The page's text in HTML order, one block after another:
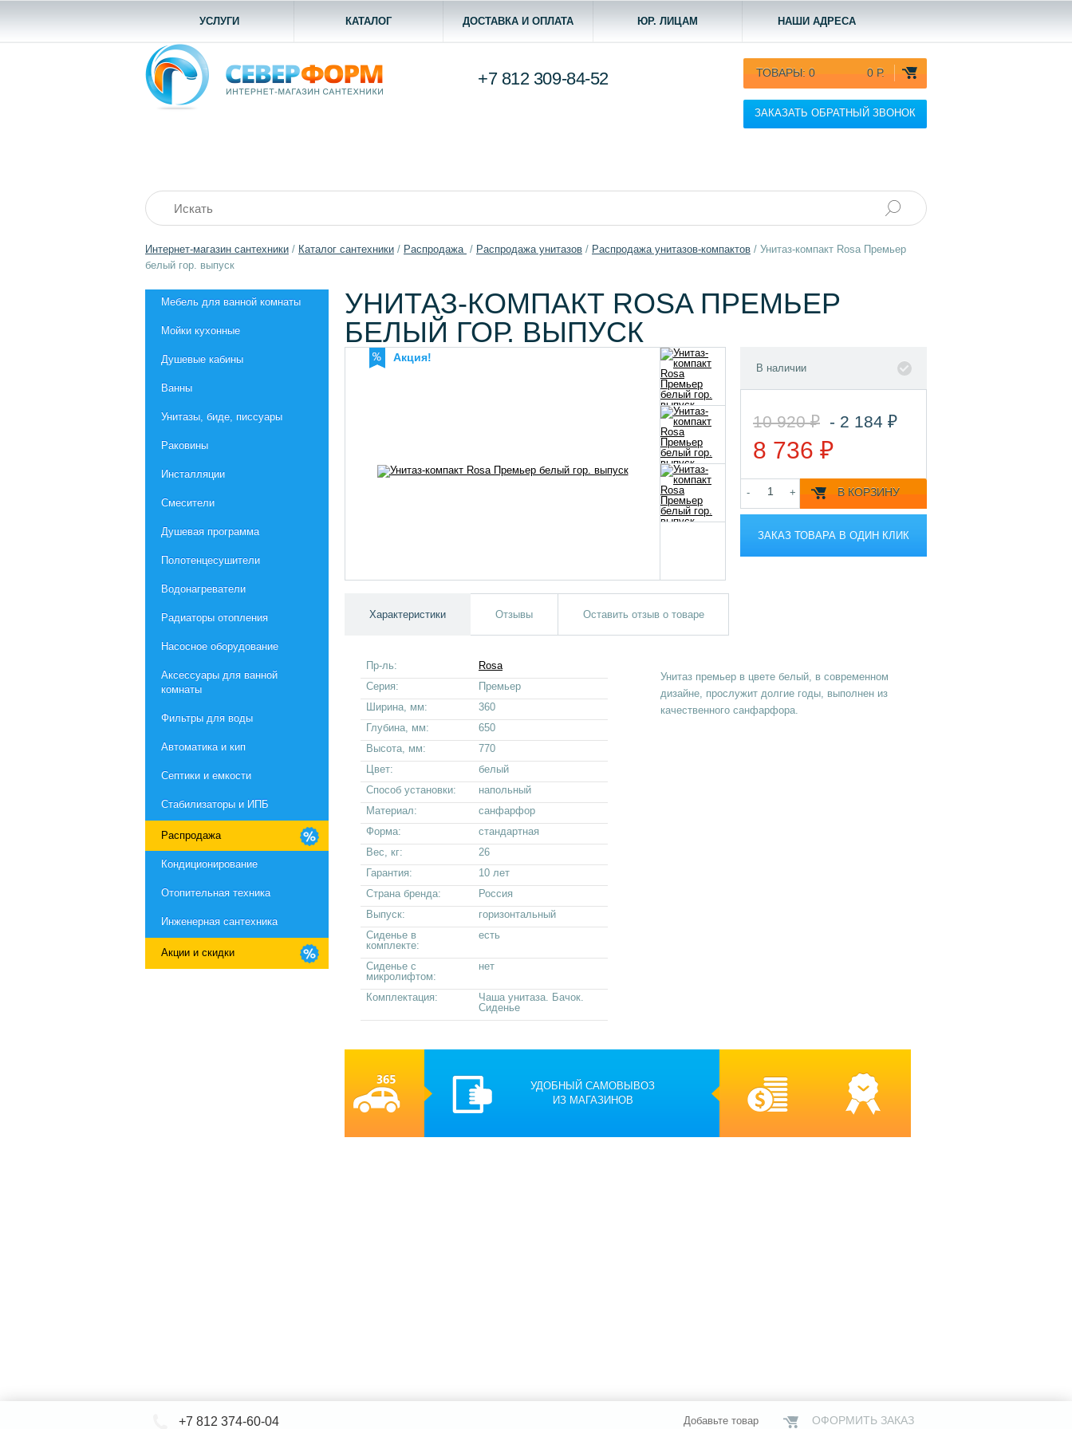
УСЛУГИ КАТАЛОГ ДОСТАВКА И ОПЛАТА ЮР. ЛИЦАМ НАШИ АДРЕСА
ТОВАРЫ: 0 0 Р.
ЗАКАЗАТЬ ОБРАТНЫЙ ЗВОНОК
+7 812 309-84-52
Интернет-магазин сантехники / Каталог сантехники / Распродажа / Распродажа унитазов / Распродажа унитазов-компактов / Унитаз-компакт Rosa Премьер
белый гор. выпуск
Мебель для ванной комнаты
Мойки кухонные
Душевые кабины
Ванны
Унитазы, биде, писсуары
Раковины
Инсталляции
Смесители
Душевая программа
Полотенцесушители
Водонагреватели
Радиаторы отопления
Насосное оборудование
Aксессуары для ванной
комнаты
Фильтры для воды
Автоматика и кип
Септики и емкости
Стабилизаторы и ИПБ
Распродажа
Кондиционирование
Отопительная техника
Инженерная сантехника
Акции и скидки
УНИТАЗ-КОМПАКТ ROSA ПРЕМЬЕР
БЕЛЫЙ ГОР. ВЫПУСК
Акция!
В наличии
10 920 ₽ - 2 184 ₽
8 736 ₽
- + В КОРЗИНУ
ЗАКАЗ ТОВАРА В ОДИН КЛИК
Характеристики Отзывы Оставить отзыв о товаре
Пр-ль:
Rosa
Серия:
Премьер
Ширина, мм:
360
Глубина, мм:
650
Высота, мм:
770
Цвет:
белый
Способ установки:
напольный
Материал:
санфарфор
Форма:
стандартная
Вес, кг:
26
Гарантия:
10 лет
Страна бренда:
Россия
Выпуск:
горизонтальный
Сиденье в
комплекте:
есть
Сиденье с
микролифтом:
нет
Комплектация:
Чаша унитаза. Бачок.
Сиденье
Унитаз премьер в цвете белый, в современном
дизайне, прослужит долгие годы, выполнен из
качественного санфарфора.
УДОБНЫЙ САМОВЫВОЗ
ИЗ МАГАЗИНОВ
+7 812 374-60-04 Добавьте товар ОФОРМИТЬ ЗАКАЗ